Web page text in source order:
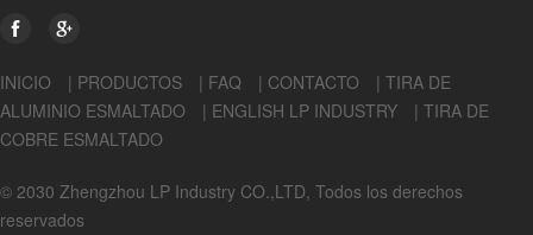
INICIO | PRODUCTOS | FAQ | CONTACTO | TIRA DE
ALUMINIO ESMALTADO
| ENGLISH LP INDUSTRY | TIRA DE
COBRE ESMALTADO
© 2030 Zhengzhou LP Industry CO.,LTD, Todos los derechos
reservados